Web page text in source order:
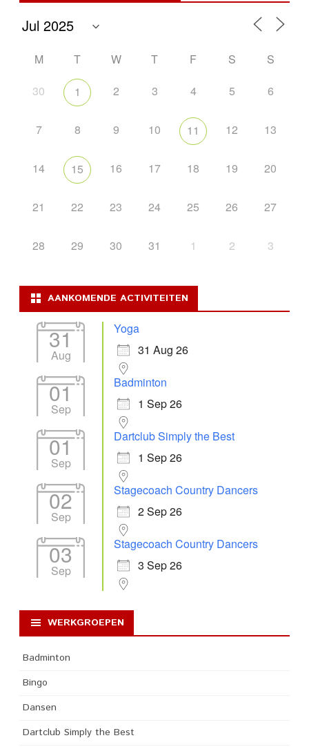
M T W T F S
S
30
1 2 3 4 5 6
7 8 9 10 11 12 13
14 15 16 17 18 19 20
21 22 23 24 25 26 27
28 29 30 31 1 2 3
AANKOMENDE ACTIVITEITEN
31
Aug
Yoga
31 Aug 26
01
Sep
Badminton
1 Sep 26
01
Sep
Dartclub Simply the Best
1 Sep 26
02
Sep
Stagecoach Country Dancers
2 Sep 26
03
Sep
Stagecoach Country Dancers
3 Sep 26
WERKGROEPEN
Badminton
Bingo
Dansen
Dartclub Simply the Best